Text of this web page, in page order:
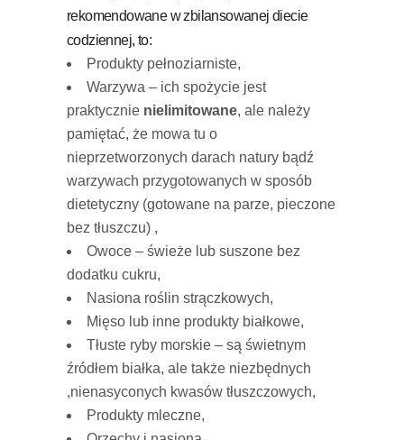
rekomendowane w zbilansowanej diecie
codziennej, to:
Produkty pełnoziarniste,
Warzywa – ich spożycie jest
praktycznie nielimitowane, ale należy
pamiętać, że mowa tu o
nieprzetworzonych darach natury bądź
warzywach przygotowanych w sposób
dietetyczny (gotowane na parze, pieczone
bez tłuszczu) ,
Owoce – świeże lub suszone bez
dodatku cukru,
Nasiona roślin strączkowych,
Mięso lub inne produkty białkowe,
Tłuste ryby morskie – są świetnym
źródłem białka, ale także niezbędnych
,nienasyconych kwasów tłuszczowych,
Produkty mleczne,